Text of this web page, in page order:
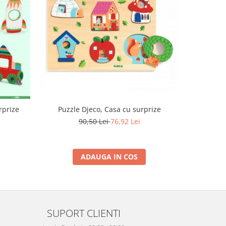
Puzzle Djeco, Casa cu surprize
90,50 Lei76,92 Lei
ADAUGA IN COS
SUPORT CLIENTI